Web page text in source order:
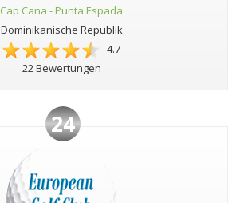
Cap Cana - Punta Espada
Dominikanische Republik
4.7
22 Bewertungen
24